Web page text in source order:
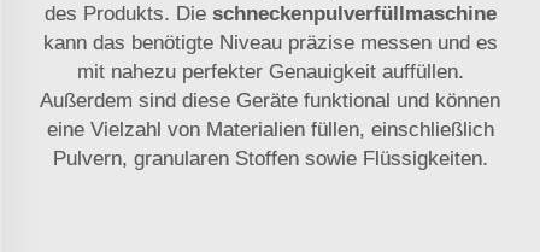
des Produkts. Die schneckenpulverfüllmaschine
kann das benötigte Niveau präzise messen und es
mit nahezu perfekter Genauigkeit auffüllen.
Außerdem sind diese Geräte funktional und können
eine Vielzahl von Materialien füllen, einschließlich
Pulvern, granularen Stoffen sowie Flüssigkeiten.